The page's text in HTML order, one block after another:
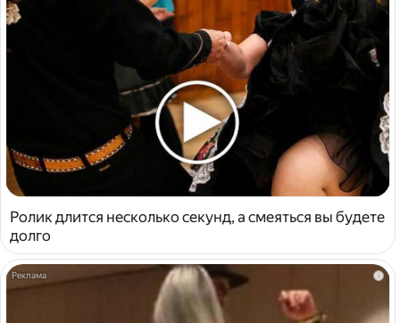
Ролик длится несколько секунд, а смеяться вы будете
долго
i